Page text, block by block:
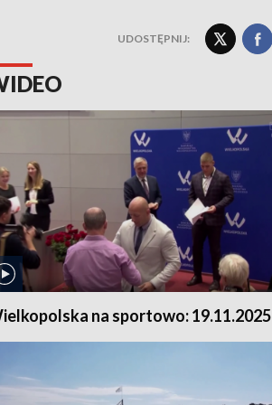
UDOSTĘPNIJ:
na sportowo: 19.11.2025